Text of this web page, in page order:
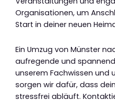
Organisationen, um
Start in deiner neuen
Ein Umzug von Münster
aufregende und
unserem Fachwissen und
sorgen wir dafür, dass
stressfrei abläuft.